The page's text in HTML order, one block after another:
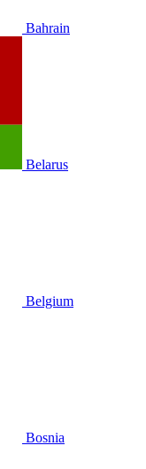
Bahrain
Belarus
Belgium
Bosnia